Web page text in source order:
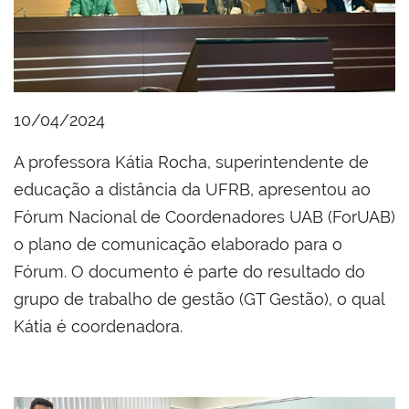
10/04/2024
A professora Kátia Rocha, superintendente de
educação a distância da UFRB, apresentou ao
Fórum Nacional de Coordenadores UAB (ForUAB)
o plano de comunicação elaborado para o
Fórum. O documento é parte do resultado do
grupo de trabalho de gestão (GT Gestão), o qual
Kátia é coordenadora.